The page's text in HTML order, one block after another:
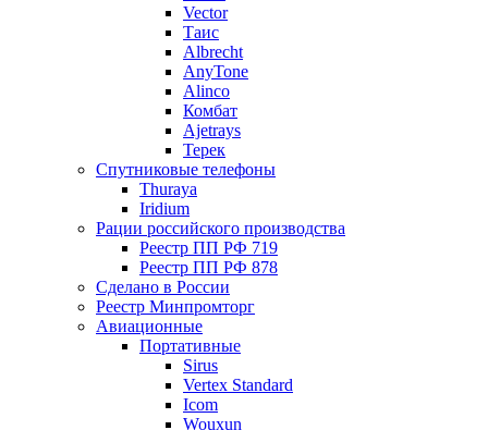
Vector
Таис
Albrecht
AnyTone
Alinco
Комбат
Ajetrays
Терек
Спутниковые телефоны
Thuraya
Iridium
Рации российского производства
Реестр ПП РФ 719
Реестр ПП РФ 878
Сделано в России
Реестр Минпромторг
Авиационные
Портативные
Sirus
Vertex Standard
Icom
Wouxun